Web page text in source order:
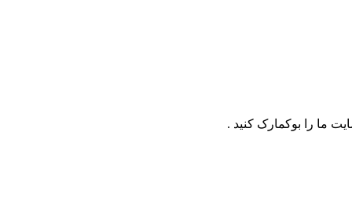
ما را بوکمارک کنید .